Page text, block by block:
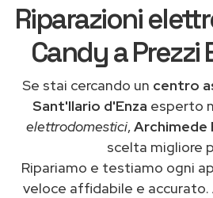
Riparazioni
Candy a Prezzi
Se stai cercando un centro
Sant'Ilario d'Enza esperto
elettrodomestici,Archimede
scelta migliore
Ripariamo e testiamo ogni
veloce affidabile e accurato.